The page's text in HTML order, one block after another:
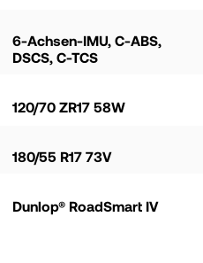
6-Achsen-IMU, C-ABS,
DSCS, C-TCS
120/70 ZR17 58W
180/55 R17 73V
Dunlop® RoadSmart IV